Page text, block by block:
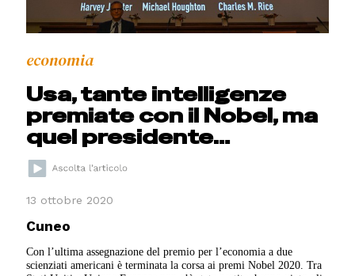
economia
Usa, tante intelligenze
premiate con il Nobel, ma
quel presidente…
13 ottobre 2020
Cuneo
Con l’ultima assegnazione del premio per l’economia a due
scienziati americani è terminata la corsa ai premi Nobel 2020. Tra